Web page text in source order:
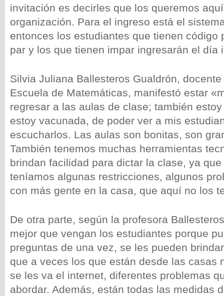
invitación es decirles que los queremos
organización. Para el ingreso está el
entonces los estudiantes que tienen código
par y los que tienen impar ingresarán el día
Silvia Juliana Ballesteros Gualdrón,
Escuela de Matemáticas, manifestó estar
regresar a las aulas de clase; también
estoy vacunada, de poder ver a mis
escucharlos. Las aulas son bonitas, son
También tenemos muchas herramientas
brindan facilidad para dictar la clase, ya
teníamos algunas restricciones, algunos
con más gente en la casa, que aquí no los
De otra parte, según la profesora
mejor que vengan los estudiantes porque
preguntas de una vez, se les pueden
que a veces los que están desde las casas
se les va el internet, diferentes problemas
abordar. Además, están todas las medidas